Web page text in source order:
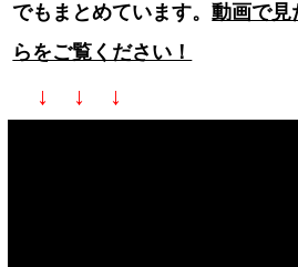
でもまとめています。動画で見
らをご覧ください！
↓ ↓ ↓